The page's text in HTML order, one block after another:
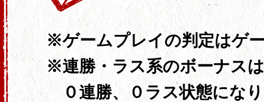
ゲームプレイの判定はゲ
連勝・ラス系のボーナス
０連勝、
０ラス状態にな